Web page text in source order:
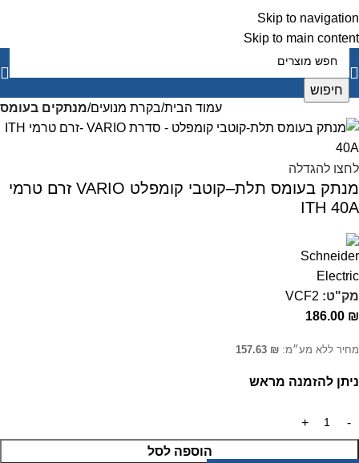
Skip to navigation
Skip to main content
חיפוש
עמוד הבית בקרת מנועים מנתקים בעומס
לחצו להגדלה
מנתק בעומס תלת–קוטבי קומפלט VARIO זרם טרמי
ITH 40A
מק"ט: VCF2
186.00 ₪
מחיר ללא מע״מ: 157.63 ₪
ניתן להזמנה מראש
הוספה לסל